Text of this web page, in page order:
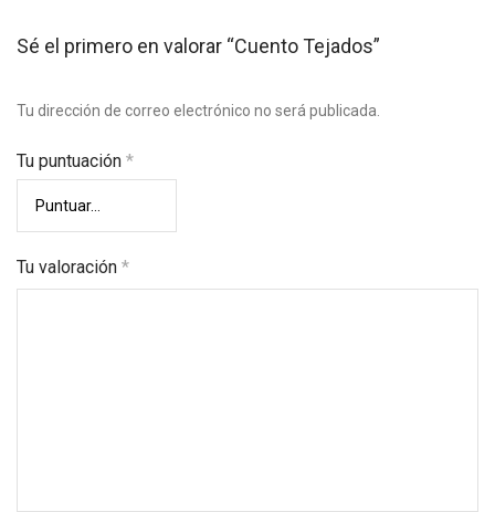
Sé el primero en valorar “Cuento Tejados”
Tu dirección de correo electrónico no será publicada.
Tu puntuación *
Tu valoración *